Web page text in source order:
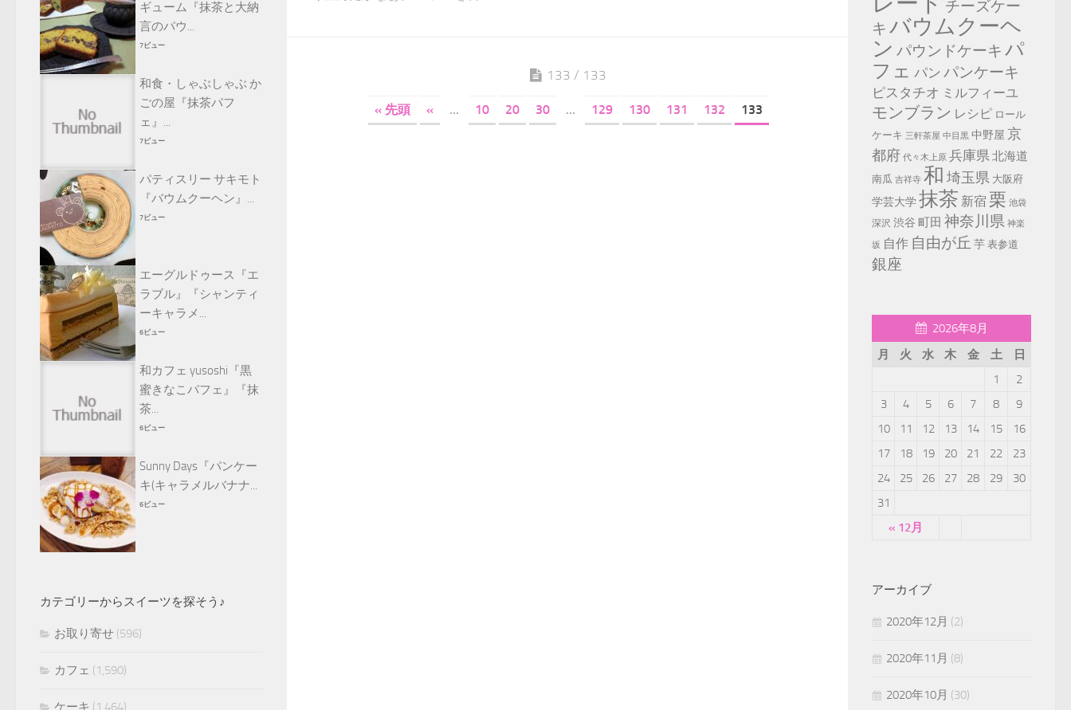
133 / 133
« 先頭 « ... 10 20 30 ... 129 130 131 132 133
ギューム『抹茶と大納
言のパウ...
7ビュー
和食・しゃぶしゃぶ か
ごの屋『抹茶パフ
ェ』...
7ビュー
パティスリー サキモト
『バウムクーヘン』...
7ビュー
エーグルドゥース『エ
ラブル』『シャンティ
ーキャラメ...
6ビュー
和カフェ yusoshi『黒
蜜きなこパフェ』『抹
茶...
6ビュー
Sunny Days『パンケー
キ(キャラメルバナナ...
6ビュー
カテゴリーからスイーツを探そう♪
お取り寄せ (596)
カフェ (1,590)
ケーキ (1,464)
チーズケー
キ バウムクーヘ
ン パウンドケーキ パ
フェ パン パンケーキ
ピスタチオ ミルフィーユ
モンブラン レシピ ロール
ケーキ 三軒茶屋 中目黒 中野屋 京
都府 代々木上原 兵庫県北海道
南瓜 吉祥寺 和 埼玉県 大阪府
学芸大学抹茶 新宿 栗 池袋
深沢 渋谷 町田 神奈川県 神楽
坂 自作 自由が丘 芋 表参道
銀座
2026年8月
月
火 水 木 金 土 日
« 12月
1
2
3
4 5 6 7 8
9
10
11 12 13 14 15
16
17
18 19 20 21 22
23
24
25 26 27 28 29
30
31
アーカイブ
2020年12月 (2)
2020年11月 (8)
2020年10月 (30)